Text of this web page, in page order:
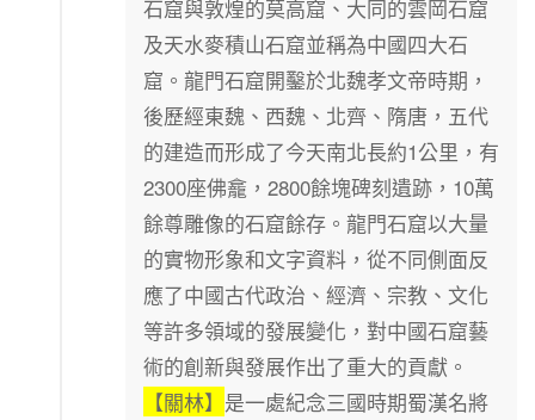
石窟與敦煌的莫高窟、大同的雲岡石窟
及天水麥積山石窟並稱為中國四大石
窟。龍門石窟開鑿於北魏孝文帝時期，
後歷經東魏、西魏、北齊、隋唐，五代
的建造而形成了今天南北長約1公里，有
2300座佛龕， 2800餘塊碑刻遺跡， 10萬
餘尊雕像的石窟餘存。龍門石窟以大量
的實物形象和文字資料，從不同側面反
應了中國古代政治、經濟、宗教、文化
等許多領域的發展變化，對中國石窟藝
術的創新與發展作出了重大的貢獻。
【關林】 是一處紀念三國時期蜀漢名將